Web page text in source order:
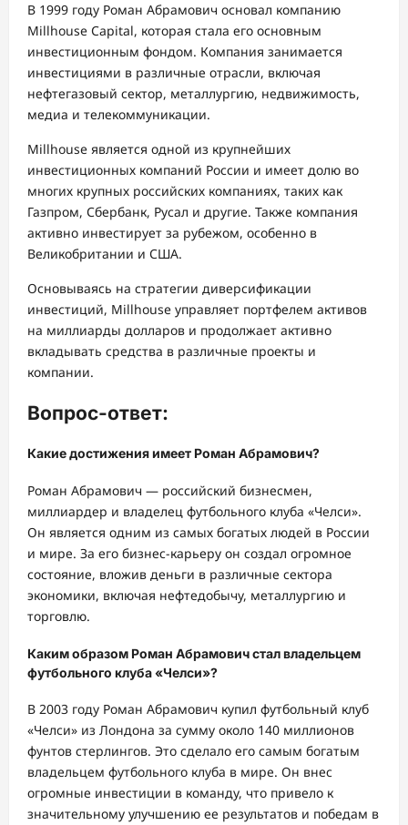
В 1999 году Роман Абрамович основал компанию
Millhouse Capital, которая стала его основным
инвестиционным фондом. Компания занимается
инвестициями в различные отрасли, включая
нефтегазовый сектор, металлургию, недвижимость,
медиа и телекоммуникации.
Millhouse является одной из крупнейших
инвестиционных компаний России и имеет долю во
многих крупных российских компаниях, таких как
Газпром, Сбербанк, Русал и другие. Также компания
активно инвестирует за рубежом, особенно в
Великобритании и США.
Основываясь на стратегии диверсификации
инвестиций, Millhouse управляет портфелем активов
на миллиарды долларов и продолжает активно
вкладывать средства в различные проекты и
компании.
Вопрос-ответ:
Какие достижения имеет Роман Абрамович?
Роман Абрамович — российский бизнесмен,
миллиардер и владелец футбольного клуба «Челси».
Он является одним из самых богатых людей в России
и мире. За его бизнес-карьеру он создал огромное
состояние, вложив деньги в различные сектора
экономики, включая нефтедобычу, металлургию и
торговлю.
Каким образом Роман Абрамович стал владельцем
футбольного клуба «Челси»?
В 2003 году Роман Абрамович купил футбольный клуб
«Челси» из Лондона за сумму около 140 миллионов
фунтов стерлингов. Это сделало его самым богатым
владельцем футбольного клуба в мире. Он внес
огромные инвестиции в команду, что привело к
значительному улучшению ее результатов и победам в